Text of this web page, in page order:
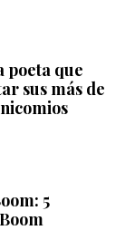
poeta que
sus más de
5